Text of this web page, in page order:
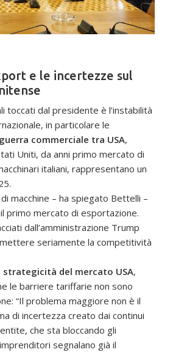
e le incertezze sul
toccati dal presidente è l’instabilità
in particolare le
guerra commerciale tra USA,
Uniti, da anni primo mercato di
italiani, rappresentano un
macchine – ha spiegato Bettelli –
primo mercato di esportazione.
dall’amministrazione Trump
seriamente la competitività
strategicità del mercato USA,
le barriere tariffarie non sono
“Il problema maggiore non è il
di incertezza creato dai continui
che sta bloccando gli
segnalano già il